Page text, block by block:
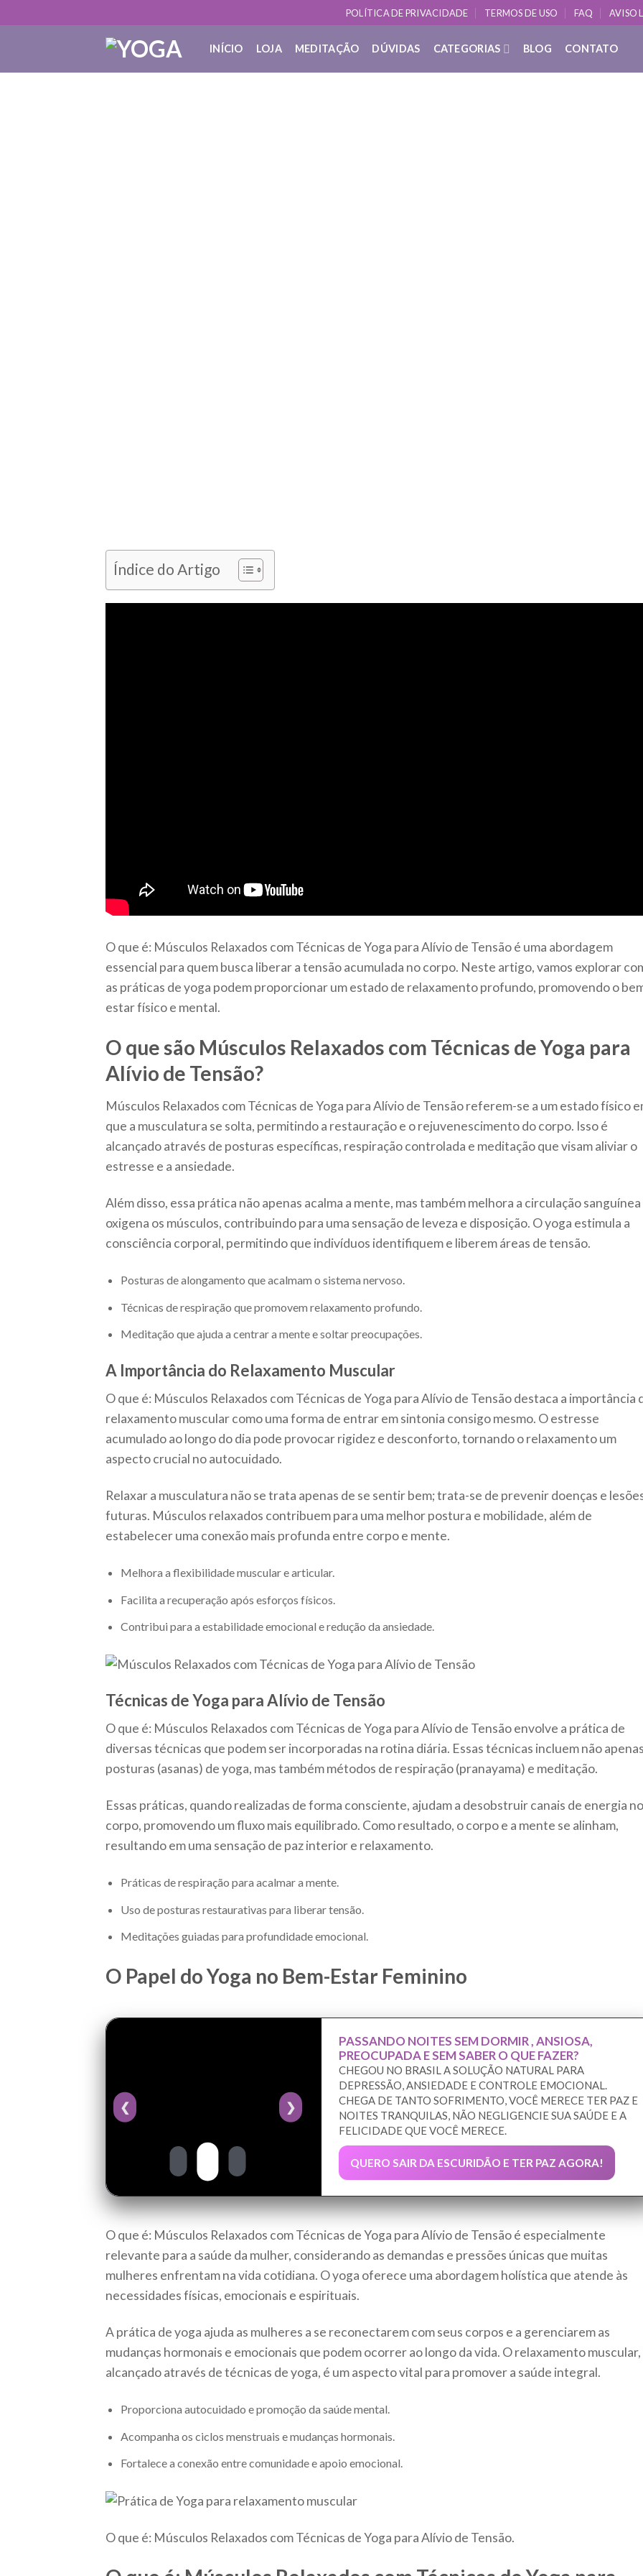
POLÍTICA DE PRIVACIDADE TERMOS DE USO FAQ AVISO
INÍCIO LOJA MEDITAÇÃO DÚVIDAS CATEGORIAS BLOG CONTATO
Índice do Artigo
O que é: Músculos Relaxados com Técnicas de Yoga para Alívio de Tensão é uma abordagem
essencial para quem busca liberar a tensão acumulada no corpo. Neste artigo, vamos explorar
as práticas de yoga podem proporcionar um estado de relaxamento profundo, promovendo o
estar físico e mental.
O que são Músculos Relaxados com Técnicas de Yoga para
Alívio de Tensão?
Músculos Relaxados com Técnicas de Yoga para Alívio de Tensão referem-se a um estado físico
que a musculatura se solta, permitindo a restauração e o rejuvenescimento do corpo. Isso é
alcançado através de posturas específicas, respiração controlada e meditação que visam aliviar o
estresse e a ansiedade.
Além disso, essa prática não apenas acalma a mente, mas também melhora a circulação sanguínea
oxigena os músculos, contribuindo para uma sensação de leveza e disposição. O yoga estimula a
consciência corporal, permitindo que indivíduos identifiquem e liberem áreas de tensão.
Posturas de alongamento que acalmam o sistema nervoso.
Técnicas de respiração que promovem relaxamento profundo.
Meditação que ajuda a centrar a mente e soltar preocupações.
A Importância do Relaxamento Muscular
O que é: Músculos Relaxados com Técnicas de Yoga para Alívio de Tensão destaca a importância
relaxamento muscular como uma forma de entrar em sintonia consigo mesmo. O estresse
acumulado ao longo do dia pode provocar rigidez e desconforto, tornando o relaxamento um
aspecto crucial no autocuidado.
Relaxar a musculatura não se trata apenas de se sentir bem; trata-se de prevenir doenças e
futuras. Músculos relaxados contribuem para uma melhor postura e mobilidade, além de
estabelecer uma conexão mais profunda entre corpo e mente.
Melhora a flexibilidade muscular e articular.
Facilita a recuperação após esforços físicos.
Contribui para a estabilidade emocional e redução da ansiedade.
Técnicas de Yoga para Alívio de Tensão
O que é: Músculos Relaxados com Técnicas de Yoga para Alívio de Tensão envolve a prática de
diversas técnicas que podem ser incorporadas na rotina diária. Essas técnicas incluem não
posturas (asanas) de yoga, mas também métodos de respiração (pranayama) e meditação.
Essas práticas, quando realizadas de forma consciente, ajudam a desobstruir canais de energia no
corpo, promovendo um fluxo mais equilibrado. Como resultado, o corpo e a mente se alinham,
resultando em uma sensação de paz interior e relaxamento.
Práticas de respiração para acalmar a mente.
Uso de posturas restaurativas para liberar tensão.
Meditações guiadas para profundidade emocional.
O Papel do Yoga no Bem-Estar Feminino
❮ ❯
PASSANDO NOITES SEM DORMIR , ANSIOSA,
PREOCUPADA E SEM SABER O QUE FAZER?
CHEGOU NO BRASIL A SOLUÇÃO NATURAL PARA
DEPRESSÃO, ANSIEDADE E CONTROLE EMOCIONAL.
CHEGA DE TANTO SOFRIMENTO, VOCÊ MERECE TER PAZ E
NOITES TRANQUILAS, NÃO NEGLIGENCIE SUA SAÚDE E A
FELICIDADE QUE VOCÊ MERECE.
QUERO SAIR DA ESCURIDÃO E TER PAZ AGORA!
O que é: Músculos Relaxados com Técnicas de Yoga para Alívio de Tensão é especialmente
relevante para a saúde da mulher, considerando as demandas e pressões únicas que muitas
mulheres enfrentam na vida cotidiana. O yoga oferece uma abordagem holística que atende às
necessidades físicas, emocionais e espirituais.
A prática de yoga ajuda as mulheres a se reconectarem com seus corpos e a gerenciarem as
mudanças hormonais e emocionais que podem ocorrer ao longo da vida. O relaxamento muscular,
alcançado através de técnicas de yoga, é um aspecto vital para promover a saúde integral.
Proporciona autocuidado e promoção da saúde mental.
Acompanha os ciclos menstruais e mudanças hormonais.
Fortalece a conexão entre comunidade e apoio emocional.
O que é: Músculos Relaxados com Técnicas de Yoga para Alívio de Tensão.